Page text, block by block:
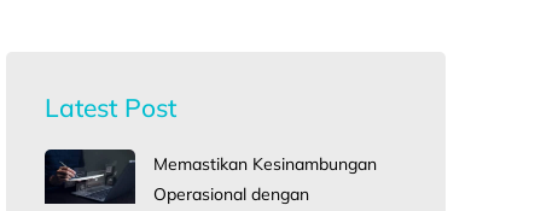
Latest Post
Memastikan Kesinambungan
Operasional dengan